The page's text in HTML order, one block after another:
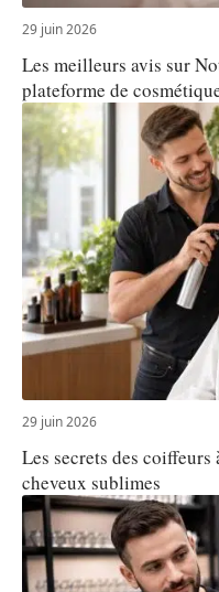
29 juin 2026
Les meilleurs avis sur
plateforme de
29 juin 2026
Les secrets des
cheveux sublimes